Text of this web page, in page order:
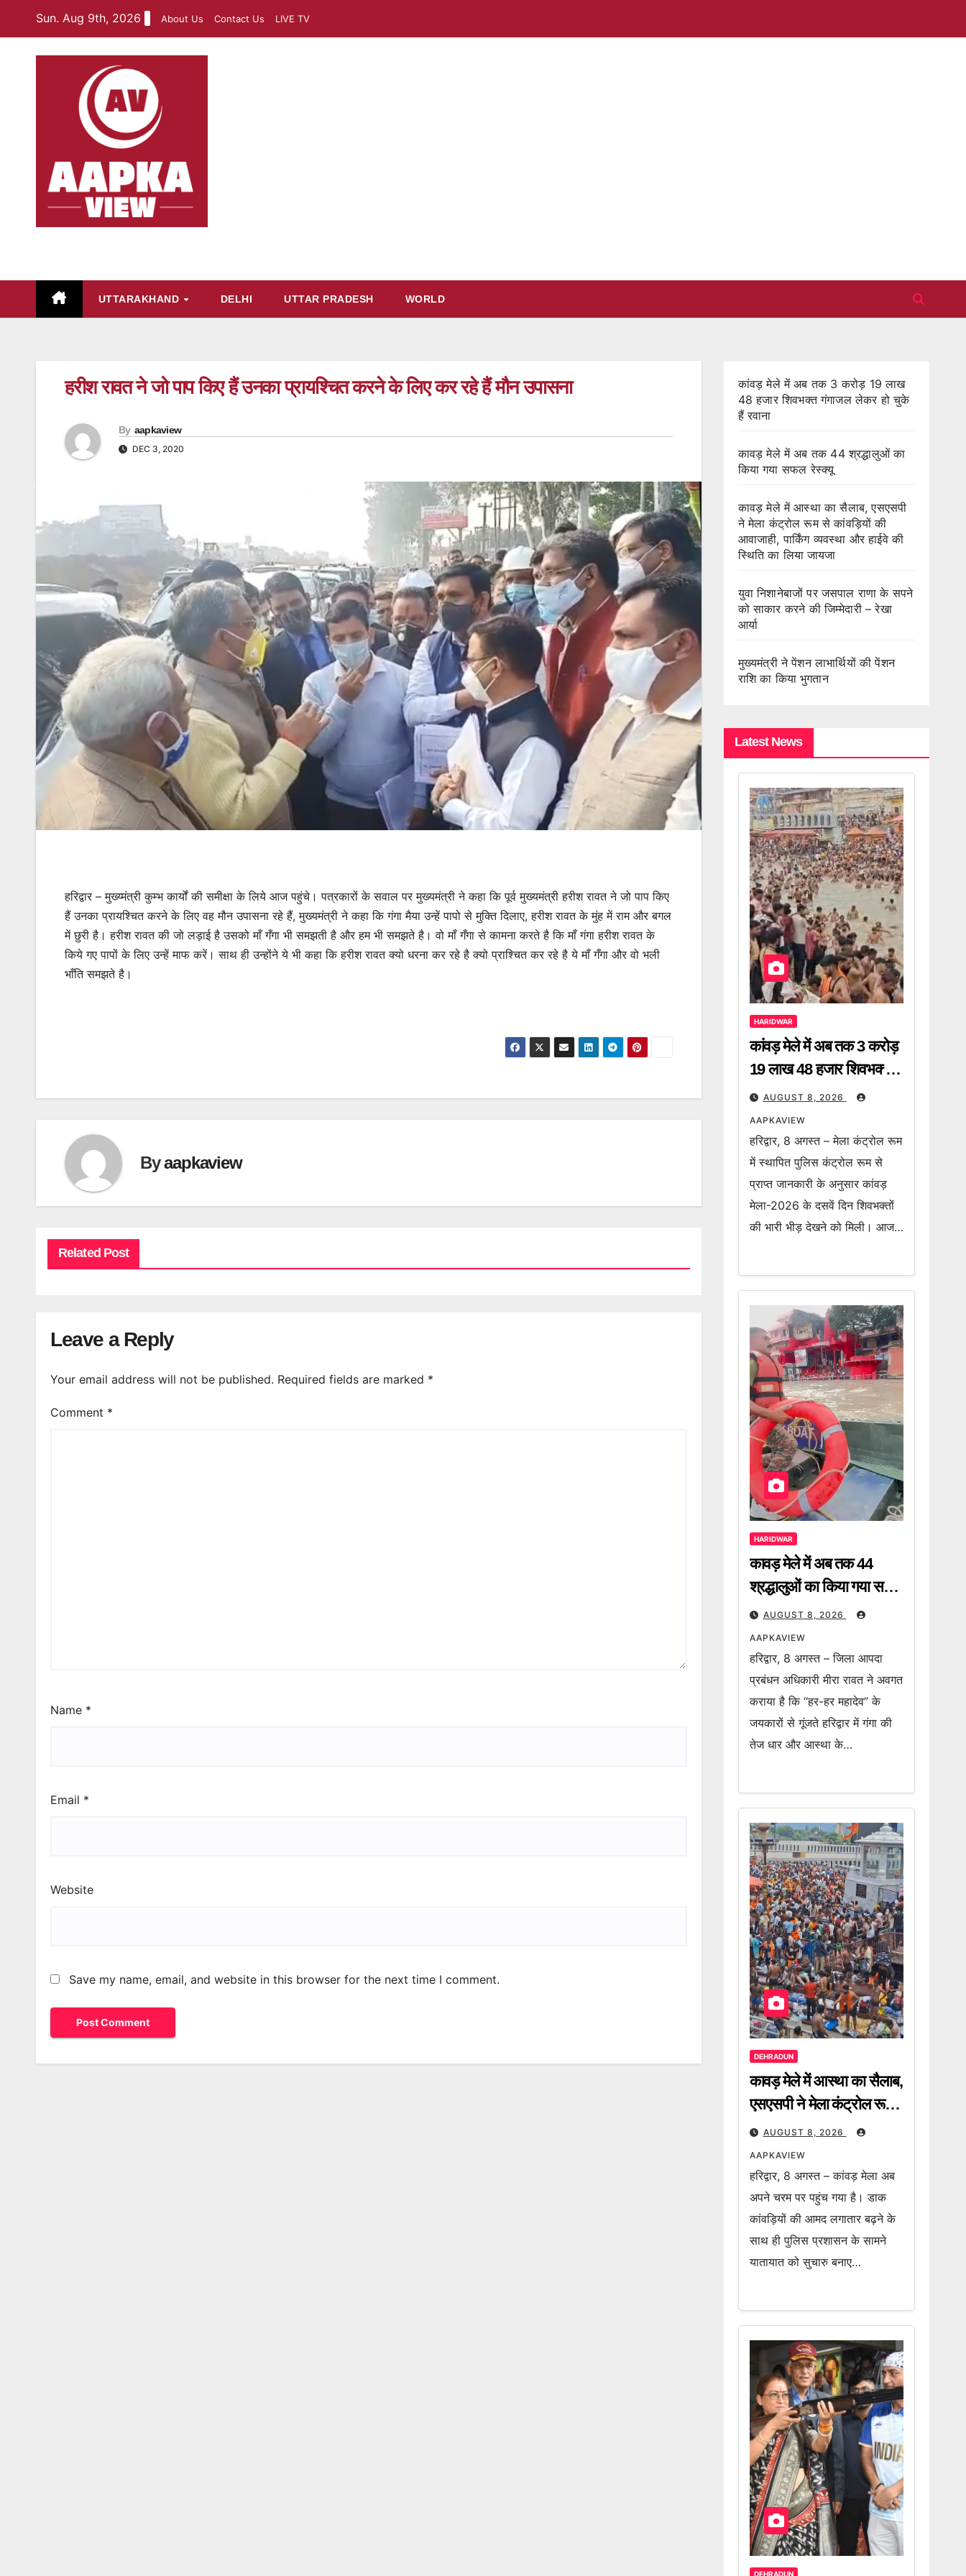
content
Sun. Aug 9th, 2026 About Us Contact Us LIVE TV
UTTARAKHAND DELHI UTTAR PRADESH WORLD
हरीश रावत ने जो पाप किए हैं उनका प्रायश्चित करने के लिए कर रहे हैं मौन उपासना
By aapkaview
DEC 3, 2020
हरिद्वार – मुख्य्मंत्री कुम्भ कार्यों की समीक्षा के लिये आज पहुंचे। पत्रकारों के सवाल पर मुख्यमंत्री ने कहा कि पूर्व मुख्यमंत्री हरीश रावत ने जो पाप किए
हैं उनका प्रायश्चित करने के लिए वह मौन उपासना रहे हैं, मुख्यमंत्री ने कहा कि गंगा मैया उन्हें पापो से मुक्ति दिलाए, हरीश रावत के मुंह में राम और बगल
में छुरी है। हरीश रावत की जो लड़ाई है उसको माँ गँगा भी समझती है और हम भी समझते है। वो माँ गँगा से कामना करते है कि माँ गंगा हरीश रावत के
किये गए पापों के लिए उन्हें माफ करें। साथ ही उन्होंने ये भी कहा कि हरीश रावत क्यो धरना कर रहे है क्यो प्राश्चित कर रहे है ये माँ गँगा और वो भली
भाँति समझते है।
Byaapkaview
Related Post
Leave a Reply
Your email address will not be published. Required fields are marked *
Comment *
Name *
Email *
Website
Save my name, email, and website in this browser for the next time I comment.
कांवड़ मेले में अब तक 3 करोड़ 19 लाख
48 हजार शिवभक्त गंगाजल लेकर हो चुके
हैं रवाना
कावड़ मेले में अब तक 44 श्रद्धालुओं का
किया गया सफल रेस्क्यू
कावड़ मेले में आस्था का सैलाब, एसएसपी
ने मेला कंट्रोल रूम से कांवड़ियों की
आवाजाही, पार्किंग व्यवस्था और हाईवे की
स्थिति का लिया जायजा
युवा निशानेबाजों पर जसपाल राणा के सपने
को साकार करने की जिम्मेदारी – रेखा
आर्या
मुख्यमंत्री ने पेंशन लाभार्थियों की पेंशन
राशि का किया भुगतान
Latest News
HARIDWAR
कांवड़ मेले में अब तक 3 करोड़
19 लाख 48 हजार शिवभक्त
गंगाजल लेकर हो चुके हैं रवाना
AUGUST 8, 2026
AAPKAVIEW
हरिद्वार, 8 अगस्त – मेला कंट्रोल रूम
में स्थापित पुलिस कंट्रोल रूम से
प्राप्त जानकारी के अनुसार कांवड़
मेला-2026 के दसवें दिन शिवभक्तों
की भारी भीड़ देखने को मिली। आज…
HARIDWAR
कावड़ मेले में अब तक 44
श्रद्धालुओं का किया गया सफल
रेस्क्यूAUGUST 8, 2026
AAPKAVIEW
हरिद्वार, 8 अगस्त – जिला आपदा
प्रबंधन अधिकारी मीरा रावत ने अवगत
कराया है कि “हर-हर महादेव” के
जयकारों से गूंजते हरिद्वार में गंगा की
तेज धार और आस्था के…
DEHRADUN
कावड़ मेले में आस्था का सैलाब,
एसएसपी ने मेला कंट्रोल रूम
से कांवड़ियों की आवाजाही,
पार्किंग व्यवस्था और हाईवे की
स्थिति का लिया जायजा
AUGUST 8, 2026
AAPKAVIEW
हरिद्वार, 8 अगस्त – कांवड़ मेला अब
अपने चरम पर पहुंच गया है। डाक
कांवड़ियों की आमद लगातार बढ़ने के
साथ ही पुलिस प्रशासन के सामने
यातायात को सुचारु बनाए…
DEHRADUN